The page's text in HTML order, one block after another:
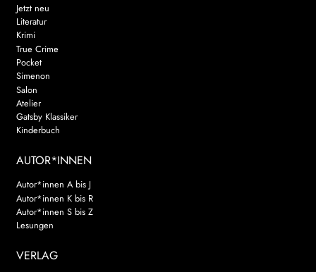
Jetzt neu
Literatur
Krimi
True Crime
Pocket
Simenon
Salon
Atelier
Gatsby Klassiker
Kinderbuch
AUTOR*INNEN
Autor*innen A bis J
Autor*innen K bis R
Autor*innen S bis Z
Lesungen
VERLAG